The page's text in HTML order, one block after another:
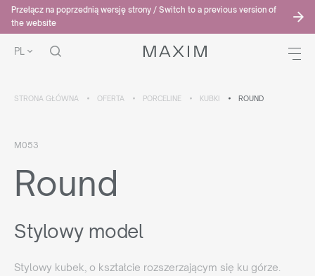
Przełącz na poprzednią wersję strony / Switch to a previous version of
the website
PL
STRONA GŁÓWNA OFERTA PORCELINE KUBKI ROUND
M053
Round
Stylowy model
Stylowy kubek, o kształcie rozszerzającym się ku górze.